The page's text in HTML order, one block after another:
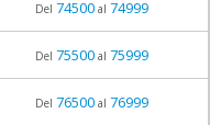
Del 74500al 74999
Del 75500al 75999
Del 76500al 76999